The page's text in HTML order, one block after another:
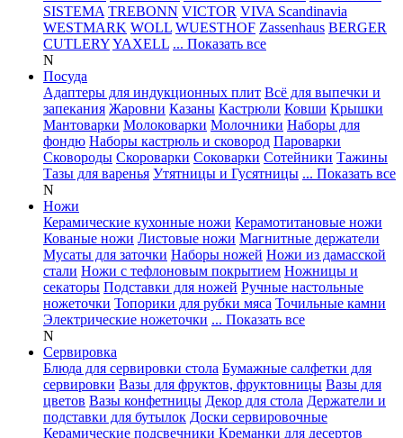
SISTEMA TREBONN VICTOR VIVA Scandinavia
WESTMARK WOLL WUESTHOF Zassenhaus BERGER
CUTLERYYAXELL ... Показать все
N
Посуда
Адаптеры для индукционных плит Всё для выпечки и
запекания Жаровни Казаны Кастрюли Ковши Крышки
Мантоварки Молоковарки Молочники Наборы для
фондю Наборы кастрюль и сковород Пароварки
Сковороды Скороварки Соковарки Сотейники Тажины
Тазы для варенья Утятницы и Гусятницы ... Показать все
N
Ножи
Керамические кухонные ножи Керамотитановые ножи
Кованые ножи Листовые ножи Магнитные держатели
Мусаты для заточки Наборы ножей Ножи из дамасской
стали Ножи с тефлоновым покрытием Ножницы и
секаторы Подставки для ножей Ручные настольные
ножеточки Топорики для рубки мяса Точильные камни
Электрические ножеточки ... Показать все
N
Сервировка
Блюда для сервировки стола Бумажные салфетки для
сервировки Вазы для фруктов, фруктовницы Вазы для
цветов Вазы конфетницы Декор для стола Держатели и
подставки для бутылок Доски сервировочные
Керамические подсвечники Креманки для десертов